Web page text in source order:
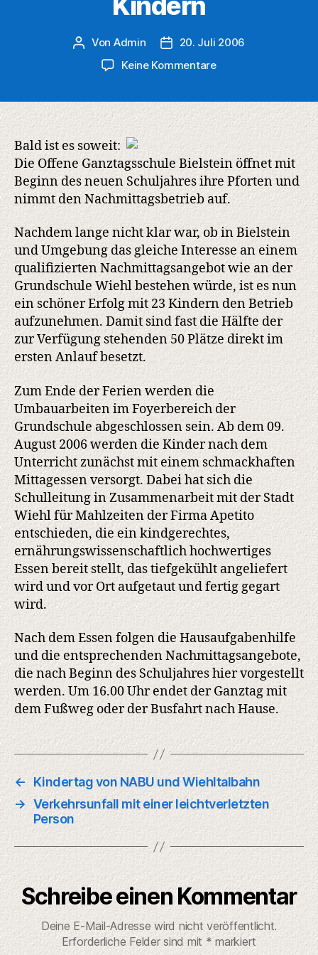
Beitragsautor
Von Admin Veröffentlichungsdatum
20. Juli 2006
Keine Kommentarezu
Bielstein
startet
mit
23
Kindern
Bald ist es soweit:
Die Offene Ganztagsschule Bielstein öffnet mit
Beginn des neuen Schuljahres ihre Pforten und
nimmt den Nachmittagsbetrieb auf.
Nachdem lange nicht klar war, ob in Bielstein
und Umgebung das gleiche Interesse an einem
qualifizierten Nachmittagsangebot wie an der
Grundschule Wiehl bestehen würde, ist es nun
ein schöner Erfolg mit 23 Kindern den Betrieb
aufzunehmen. Damit sind fast die Hälfte der
zur Verfügung stehenden 50 Plätze direkt im
ersten Anlauf besetzt.
Zum Ende der Ferien werden die
Umbauarbeiten im Foyerbereich der
Grundschule abgeschlossen sein. Ab dem 09.
August 2006 werden die Kinder nach dem
Unterricht zunächst mit einem schmackhaften
Mittagessen versorgt. Dabei hat sich die
Schulleitung in Zusammenarbeit mit der Stadt
Wiehl für Mahlzeiten der Firma Apetito
entschieden, die ein kindgerechtes,
ernährungswissenschaftlich hochwertiges
Essen bereit stellt, das tiefgekühlt angeliefert
wird und vor Ort aufgetaut und fertig gegart
wird.
Nach dem Essen folgen die Hausaufgabenhilfe
und die entsprechenden Nachmittagsangebote,
die nach Beginn des Schuljahres hier vorgestellt
werden. Um 16.00 Uhr endet der Ganztag mit
dem Fußweg oder der Busfahrt nach Hause.
←
Kindertag von NABU und Wiehltalbahn
→ Verkehrsunfall mit einer leichtverletzten
Person
Schreibe einen Kommentar
Deine E-Mail-Adresse wird nicht veröffentlicht.
Erforderliche Felder sind mit * markiert